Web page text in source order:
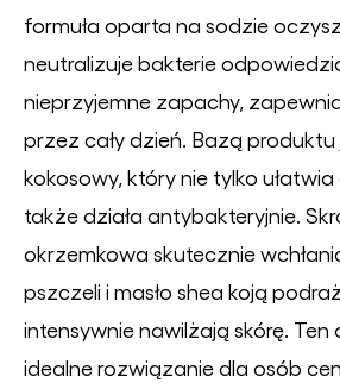
formuła oparta na sodzie
neutralizuje bakterie
nieprzyjemne zapachy,
przez cały dzień. Bazą produktu
kokosowy, który nie tylko ułatwia
także działa antybakteryjnie.
okrzemkowa skutecznie
pszczeli i masło shea koją
intensywnie nawilżają skórę.
idealne rozwiązanie dla osób